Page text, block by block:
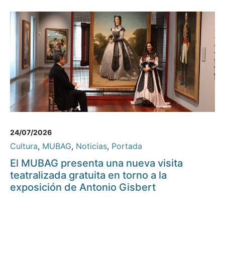
24/07/2026
Cultura, MUBAG, Noticias, Portada
El MUBAG presenta una nueva visita
teatralizada gratuita en torno a la
exposición de Antonio Gisbert